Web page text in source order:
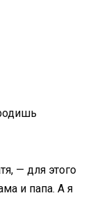
— для этого
и папа. А я